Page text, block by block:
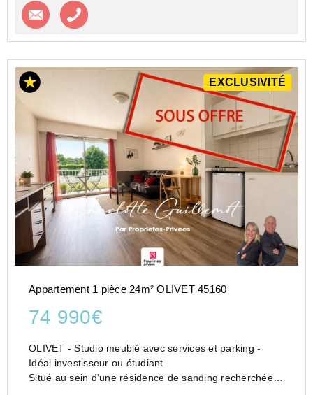
Contacter l'agence
EXCLUSIVITÉ
Appartement 1 pièce 24m² OLIVET 45160
74 990€
OLIVET - Studio meublé avec services et parking -
Idéal investisseur ou étudiant
Situé au sein d'une résidence de sanding recherchée